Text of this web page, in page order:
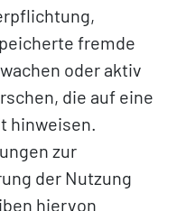
fremde
oder aktiv
die auf eine
hinweisen.
zur
der Nutzung
hiervon